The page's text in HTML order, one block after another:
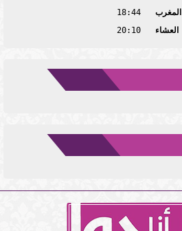
المغرب
18:44
العشاء
20:10